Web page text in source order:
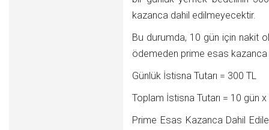
kazanca dahil edilmeyecektir.
Bu durumda, 10 gün için nakit
ödemeden prime esas
Günlük İstisna Tutarı = 300 TL
Toplam İstisna Tutarı = 10 gün
Prime Esas Kazanca Dahil